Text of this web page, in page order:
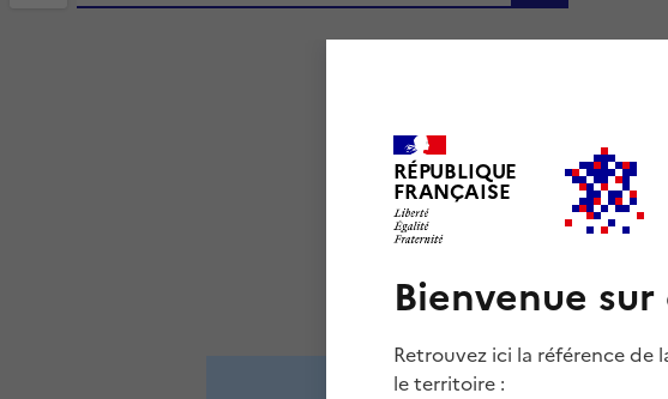
RÉPUBLIQUE
FRANÇAISE
Bienvenue
Retrouvez ici la référence
le territoire :